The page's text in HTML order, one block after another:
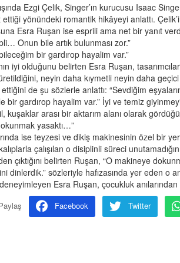
Ezgi Çelik, Singer’ın kurucusu Isaac
yönündeki romantik hikâyeyi anlattı.
Esra Ruşan ise esprili ama net bir yanıt
Onun bile artık bulunması zor.”
bir gardırop hayalim var.”
iyi olduğunu belirten Esra Ruşan,
neyin daha kıymetli neyin daha
de şu sözlerle anlattı: “Sevdiğim
bir gardırop hayalim var.” İyi ve temiz
kuşaklar arası bir aktarım alanı olarak
yasaktı…”
ise teyzesi ve dikiş makinesinin özel bir
çalışılan o disiplinli süreci
çıktığını belirten Ruşan, “O makineye
dinlerdik.” sözleriyle hafızasında yer eden o
Esra Ruşan, çocukluk
Facebook Twitter